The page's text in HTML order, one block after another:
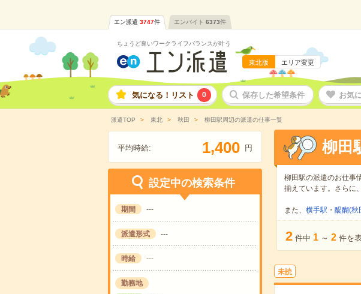
エン派遣 3747件 エンバイト 6373件
ちょうど良いワークライフバランスが叶う
東北版 エリア変更
気になる！リスト 0 保存した希望条件 お気
派遣TOP 東北 秋田 柳田駅周辺の派遣の仕事一覧
平均時給: 1,400 円
設定中の検索条件
期間 ---
派遣形式 ---
時給 ---
勤務地
柳田
柳田駅の派遣のお仕事
揃えています。さらに、
また、 横手駅 ・ 醍醐(秋
2 件中 1 ～ 2 件を
未読